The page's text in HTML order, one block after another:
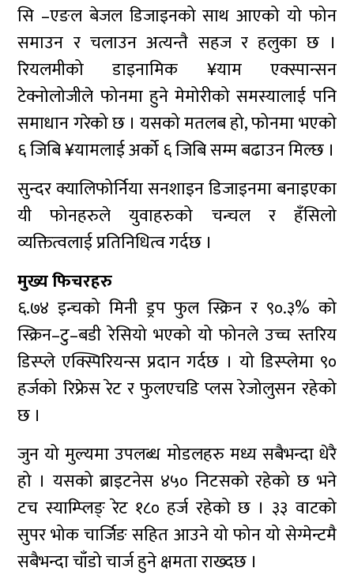
सि –एङल बेजल डिजाइनको साथ आएको यो फोन
समाउन र चलाउन अत्यन्तै सहज र हलुका छ ।
रियलमीको डाइनामिक ¥याम एक्स्पान्सन
टेक्नोलोजीले फोनमा हुने मेमोरीको समस्यालाई पनि
समाधान गरेको छ । यसको मतलब हो, फोनमा भएको
६ जिबि ¥यामलाई अर्को ६ जिबि सम्म बढाउन मिल्छ ।
सुन्दर क्यालिफोर्निया सनशाइन डिजाइनमा बनाइएका
यी फोनहरुले युवाहरुको चन्चल र हँसिलो
व्यक्तित्वलाई प्रतिनिधित्व गर्दछ ।
मुख्य फिचरहरु
६.७४ इन्चको मिनी ड्रप फुल स्क्रिन र ९०.३% को
स्क्रिन–टु–बडी रेसियो भएको यो फोनले उच्च स्तरिय
डिस्प्ले एक्स्पिरियन्स प्रदान गर्दछ । यो डिस्प्लेमा ९०
हर्जको रिफ्रेस रेट र फुलएचडि प्लस रेजोलुसन रहेको
छ ।
जुन यो मुल्यमा उपलब्ध मोडलहरु मध्य सबैभन्दा धेरै
हो । यसको ब्राइटनेस ४५० निटसको रहेको छ भने
टच स्याम्प्लिङ् रेट १८० हर्ज रहेको छ । ३३ वाटको
सुपर भोक चार्जिङ सहित आउने यो फोन यो सेग्मेन्टमै
सबैभन्दा चाँडो चार्ज हुने क्षमता राख्दछ ।